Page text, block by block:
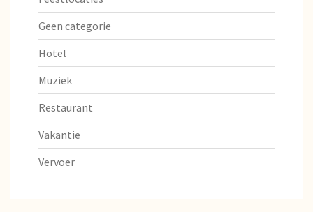
Geen categorie
Hotel
Muziek
Restaurant
Vakantie
Vervoer